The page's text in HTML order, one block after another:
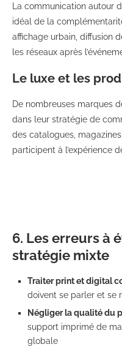
La communication autour
idéal de la
affichage urbain, diffusion
les réseaux après
Le luxe et les
De nombreuses marques
dans leur stratégie de
des catalogues,
participent à l’expérience
6. Les erreurs à
stratégie mixte
Traiter print et digital
doivent se parler et se
Négliger la qualité du
support imprimé de
globale